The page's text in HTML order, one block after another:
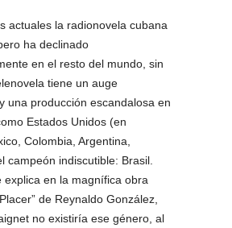
actuales la radionovela cubana
ha declinado
en el resto del mundo, sin
tiene un auge
una producción escandalosa en
Estados Unidos (en
Colombia, Argentina,
campeón indiscutible: Brasil.
explica en la magnífica obra
de Reynaldo González,
no existiría ese género, al